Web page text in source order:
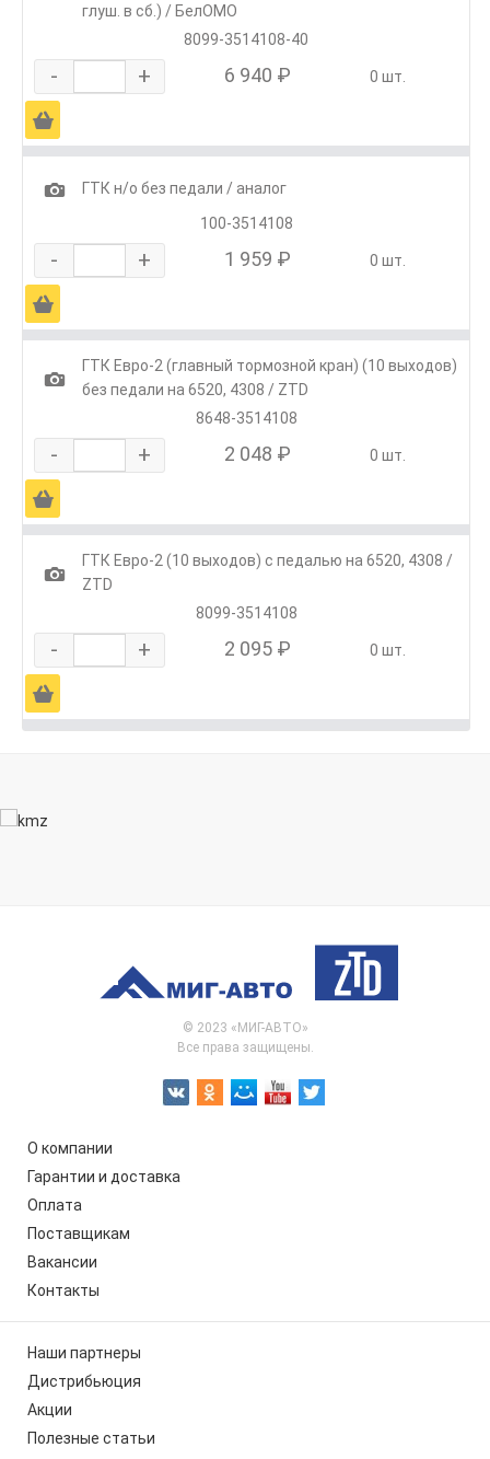
глуш. в сб.) / БелОМО
8099-3514108-40
- + 6 940 ₽ 0 шт.
Ä
1
ГТК н/о без педали / аналог
100-3514108
- + 1 959 ₽ 0 шт.
Ä
1
ГТК Евро-2 (главный тормозной кран) (10 выходов)
без педали на 6520, 4308 / ZTD
8648-3514108
- + 2 048 ₽ 0 шт.
Ä
1
ГТК Евро-2 (10 выходов) с педалью на 6520, 4308 /
ZTD
8099-3514108
- + 2 095 ₽ 0 шт.
Ä
© 2023 «МИГ-АВТО»
Все права защищены.
О компании
Гарантии и доставка
Оплата
Поставщикам
Вакансии
Контакты
Наши партнеры
Дистрибьюция
Акции
Полезные статьи